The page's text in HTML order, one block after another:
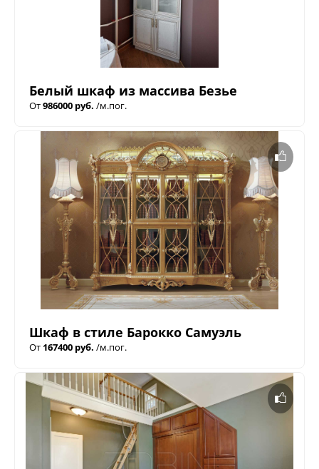
Белый шкаф из массива Безье
От986000 руб. /м.пог.
Шкаф в стиле Барокко Самуэль
От 167400 руб. /м.пог.